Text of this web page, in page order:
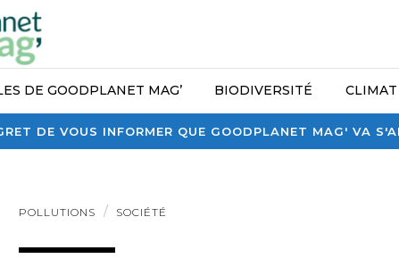
DE VOUS INFORMER QUE GOODPLANET MAG' VA
DE GOODPLANET MAG’ BIODIVERSITÉ CLIMAT
POLLUTIONS SOCIÉTÉ